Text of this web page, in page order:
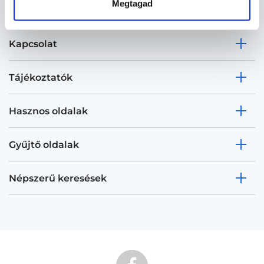
Megtagad
Kapcsolat
Tájékoztatók
Hasznos oldalak
Gyűjtő oldalak
Népszerű keresések